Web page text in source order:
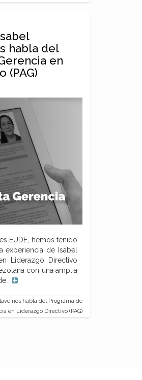
habla del
en
(PAG)
EUDE, hemos tenido
de Isabel
Liderazgo Directivo
con una amplia
nos habla del Programa de
en Liderazgo Directivo (PAG)